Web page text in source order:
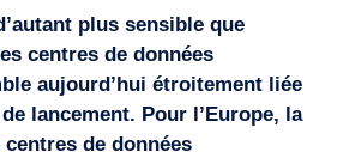
plus sensible que
centres de données
aujourd’hui étroitement liée
lancement. Pour l’Europe, la
centres de données